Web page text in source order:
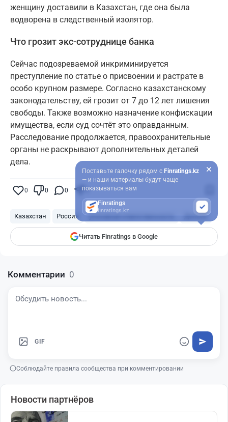
женщину доставили в Казахстан, где она была
водворена в следственный изолятор.
Что грозит экс-сотруднице банка
Сейчас подозреваемой инкриминируется
преступление по статье о присвоении и растрате в
особо крупном размере. Согласно казахстанскому
законодательству, ей грозит от 7 до 12 лет лишения
свободы. Также возможно назначение конфискации
имущества, если суд сочтёт это оправданным.
Расследование продолжается, правоохранительные
органы не раскрывают дополнительных деталей
дела.
0 0 0 0
Казахстан Россия уголовная ответственность Деньги
Читать Finratings в Google
Поставьте галочку рядом с Finratings.kz
— и наши материалы будут чаще
показываться вам
Finratings
finratings.kz
Комментарии 0
GIF
Соблюдайте правила сообщества при комментировании